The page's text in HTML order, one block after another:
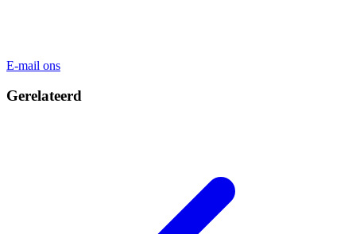
E-mail ons
Gerelateerd